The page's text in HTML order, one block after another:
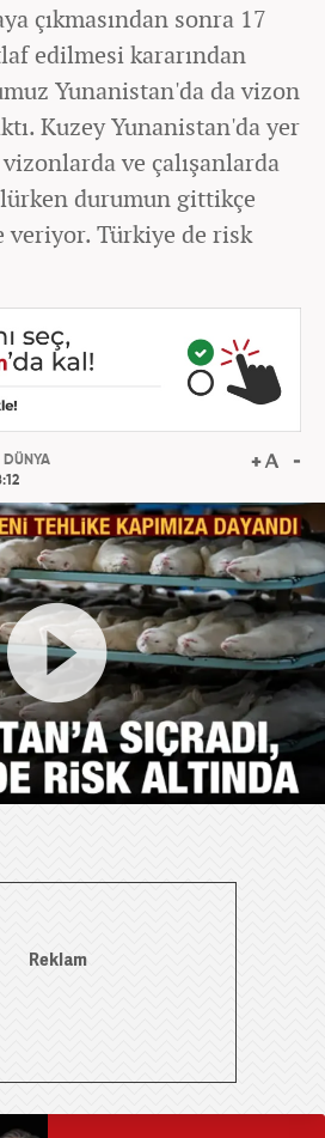
çıkmasından sonra 17
edilmesi kararından
Yunanistan'da da vizon
Kuzey Yunanistan'da yer
ve çalışanlarda
durumun gittikçe
veriyor. Türkiye de risk
DÜNYA